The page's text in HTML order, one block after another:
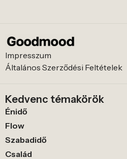
Impresszum
Általános Szerződési Feltételek
Kedvenc témakörök
Énidő
Flow
Szabadidő
Család